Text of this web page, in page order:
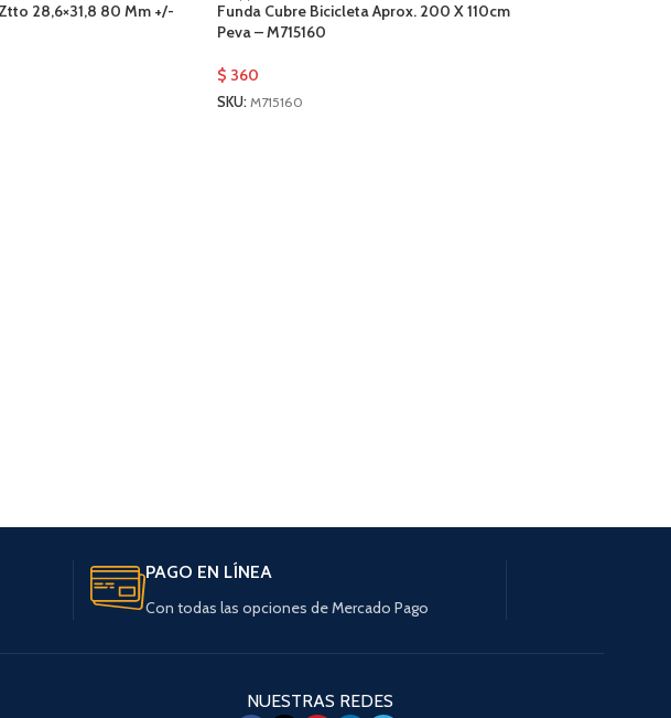
28,6×31,8 80 Mm +/-
Funda Cubre Bicicleta Aprox. 200 X 110cm
Peva – M715160
$ 360
SKU: M715160
PAGO EN LÍNEA
Con todas las opciones de Mercado Pago
NUESTRAS REDES